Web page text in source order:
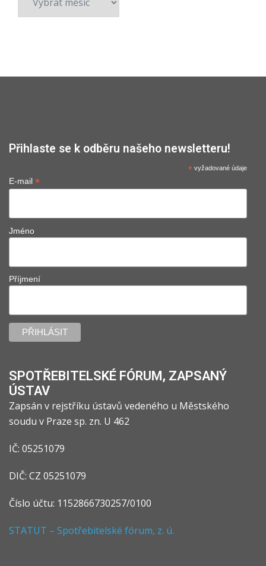
Přihlaste se k odběru našeho newsletteru!
* vyžadované údaje
E-mail *
Jméno
Příjmení
SPOTŘEBITELSKÉ FÓRUM, ZAPSANÝ
ÚSTAV
Zapsán v rejstříku ústavů vedeného u Městského
soudu v Praze sp. zn. U 462
IČ: 05251079
DIČ: CZ 05251079
Číslo účtu: 1152866730257/0100
STATUT – Spotřebitelské fórum, z. ú.